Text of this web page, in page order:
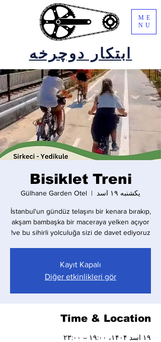
ابتکار دوچرخه
ME
NU
Bisiklet Treni
یکشنبه ۱۹ اسد
  |
Gülhane Garden Otel
İstanbul'un gündüz telaşını bir kenara bırakıp,
akşam bambaşka bir maceraya yelken açıyor
ve bu sihirli yolculuğa sizi de davet ediyoruz!
Kayıt Kapalı
Diğer etkinlikleri gör
Time & Location
۱۹ اسد ۱۴۰۴، ۱۹:۰۰ – ۲۳:۰۰